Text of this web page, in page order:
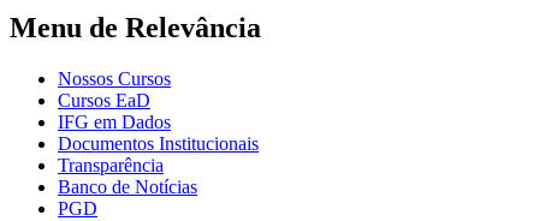
Menu de Relevância
Nossos Cursos
Cursos EaD
IFG em Dados
Documentos Institucionais
Transparência
Banco de Notícias
PGD